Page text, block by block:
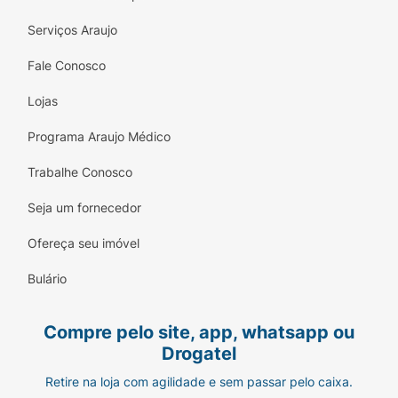
relevantes, mesmo com doses acima das
recomendadas. No entanto, podem ocorrer
coceira
É importante observar:
Cães comhistórico de convulsões
cautela;
Pulgas e carrapatos precisam picar o
animal para que o produto atue, o que
Não indicado para gatosou humanos;
Não há estudos conclusivos sobre o uso em
Serviços Araujo
Fale Conosco
Lojas
Programa Araujo Médico
Trabalhe Conosco
Seja um fornecedor
Ofereça seu imóvel
Bulário
Compre pelo site, app, whatsapp ou
Drogatel
Retire na loja com agilidade e sem passar pelo caixa.